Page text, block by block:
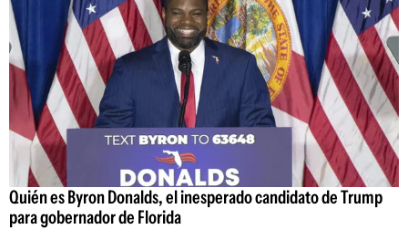
Quién es Byron Donalds, el inesperado candidato de Trump
para gobernador de Florida